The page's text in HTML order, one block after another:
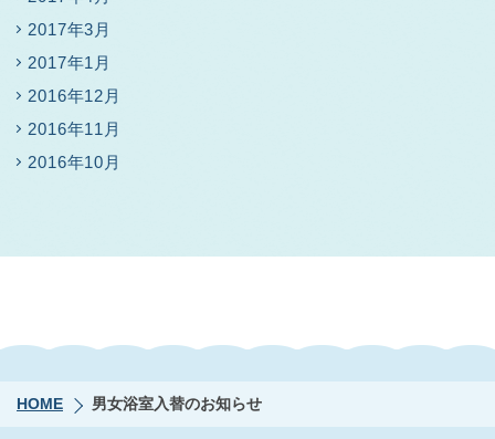
2017年3月
2017年1月
2016年12月
2016年11月
2016年10月
HOME 男女浴室入替のお知らせ